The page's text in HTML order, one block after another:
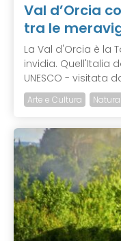
Val d’Orcia
tra le
La Val d'Orcia è la
invidia. Quell'Italia
UNESCO - visitata
Arte e Cultura Natura